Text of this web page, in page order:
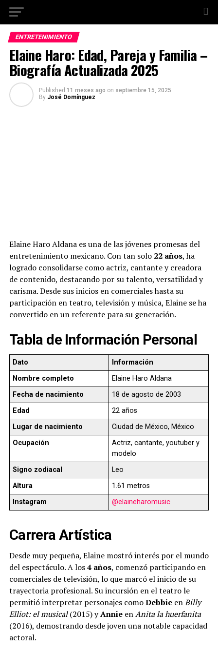
ENTRETENIMIENTO
Elaine Haro: Edad, Pareja y Familia –
Biografía Actualizada 2025
Published 11 meses ago on septiembre 15, 2025
By José Domínguez
Elaine Haro Aldana es una de las jóvenes promesas del
entretenimiento mexicano. Con tan solo 22 años, ha
logrado consolidarse como actriz, cantante y creadora
de contenido, destacando por su talento, versatilidad y
carisma. Desde sus inicios en comerciales hasta su
participación en teatro, televisión y música, Elaine se ha
convertido en un referente para su generación.
Tabla de Información Personal
Dato
Información
Nombre completo
Elaine Haro Aldana
Fecha de nacimiento
18 de agosto de 2003
Edad
22 años
Lugar de nacimiento
Ciudad de México, México
Ocupación
Actriz, cantante, youtuber y
modelo
Signo zodiacal
Leo
Altura
1.61 metros
Instagram
@elaineharomusic
Carrera Artística
Desde muy pequeña, Elaine mostró interés por el mundo
del espectáculo. A los4 años, comenzó participando en
comerciales de televisión, lo que marcó el inicio de su
trayectoria profesional. Su incursión en el teatro le
permitió interpretar personajes comoDebbieenBilly
Elliot: el musical(2015) yAnnieenAnita la huerfanita
(2016), demostrando desde joven una notable capacidad
actoral.